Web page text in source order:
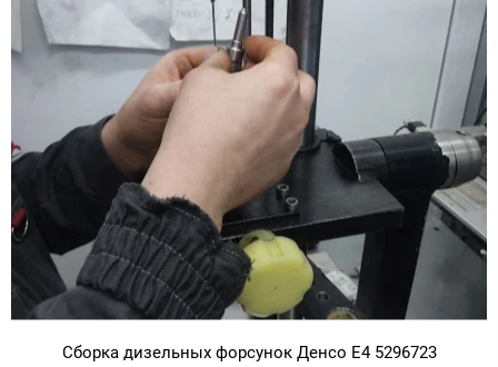
Сборка дизельных форсунок Денсо Е4 5296723